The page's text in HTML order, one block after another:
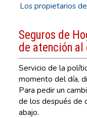
Los propietarios
Seguros de
de atención
Servicio de la
momento del día,
Para pedir un
de los después de
abajo.